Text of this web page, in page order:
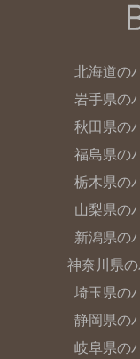
北海道の
岩手県の
秋田県の
福島県の
栃木県の
山梨県の
新潟県の
神奈川県
埼玉県の
静岡県の
岐阜県の